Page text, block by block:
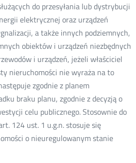
do przesyłania lub dystrybucji
elektrycznej oraz urządzeń
a także innych podziemnych,
obiektów i urządzeń niezbędnych
i urządzeń, jeżeli właściciel
nieruchomości nie wyraża na to
zgodnie z planem
braku planu, zgodnie z decyzją o
celu publicznego. Stosownie do
124 ust. 1 u.g.n. stosuje się
o nieuregulowanym stanie